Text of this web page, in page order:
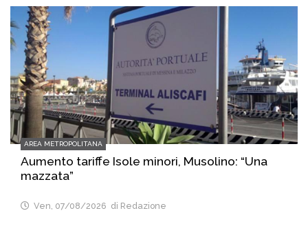
AREA METROPOLITANA
Aumento tariffe Isole minori, Musolino: “Una
mazzata”
Ven, 07/08/2026 di Redazione